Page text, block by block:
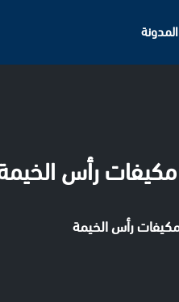
المدونة
رأس
رأس الخيمة